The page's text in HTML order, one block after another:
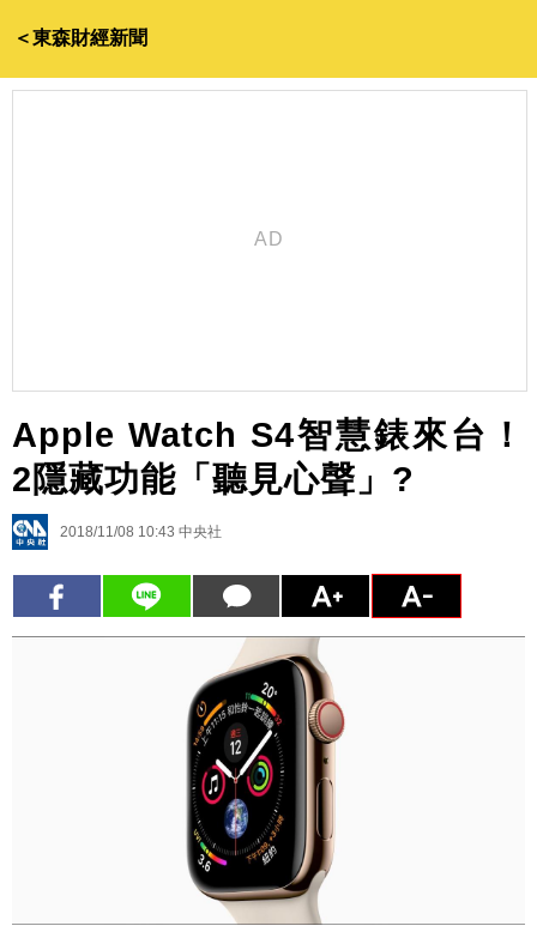
＜東森財經新聞
Apple Watch S4智慧錶來台！
2隱藏功能「聽見心聲」?
2018/11/08 10:43 中央社